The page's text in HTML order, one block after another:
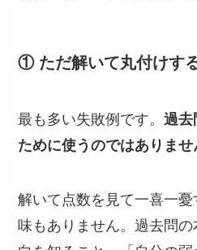
① ただ解いて丸付けす
最も多い失敗例です。過去
ために使うのではありませ
解いて点数を見て一喜一
味もありません。過去問